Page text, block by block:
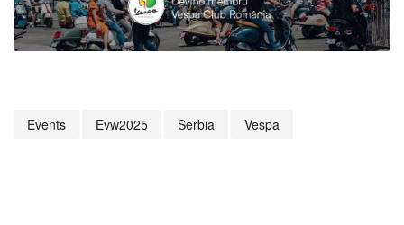
Events Evw2025 Serbia Vespa